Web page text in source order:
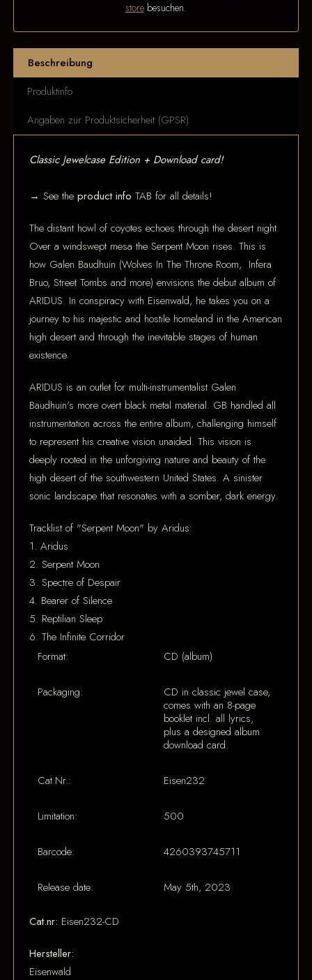
storebesuchen.
Beschreibung
Produktinfo
Angaben zur Produktsicherheit (GPSR)
Classic Jewelcase Edition + Download card!
→ See theproduct info TAB for all details!
The distant howl of coyotes echoes through the desert night.
Over a windswept mesa the Serpent Moon rises. This is
how Galen Baudhuin (Wolves In The Throne Room, Infera
Bruo, Street Tombs and more) envisions the debut album of
ARIDUS. In conspiracy with Eisenwald, he takes you on a
journey to his majestic and hostile homeland in the American
high desert and through the inevitable stages of human
existence.
ARIDUS is an outlet for multi-instrumentalist Galen
Baudhuin's more overt black metal material. GB handled all
instrumentation across the entire album, challenging himself
to represent his creative vision unaided. This vision is
deeply rooted in the unforgiving nature and beauty of the
high desert of the southwestern United States. A sinister
sonic landscape that resonates with a somber, dark energy.
Tracklist of "Serpent Moon" by Aridus:
1. Aridus
2. Serpent Moon
3. Spectre of Despair
4. Bearer of Silence
5. Reptilian Sleep
6. The Infinite Corridor
Format:
CD (album)
Packaging:
CD in classic jewel case,
comes with an 8-page
booklet incl. all lyrics,
plus a designed album
download card.
Cat.Nr.: Eisen232
Limitation: 500
Barcode: 4260393745711
Release date: May 5th, 2023
Cat.nr: Eisen232-CD
Hersteller:
Eisenwald